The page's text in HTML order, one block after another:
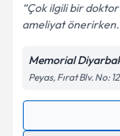
Çok ilgili bir
ameliyat
Memorial
Peyas, Fırat Blv. No:
Randevu